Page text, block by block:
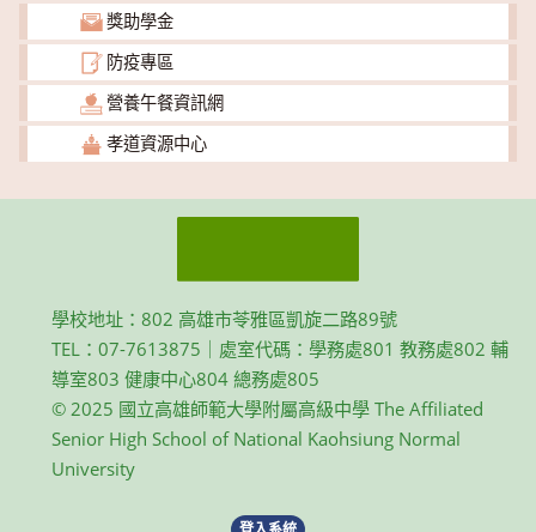
獎助學金
防疫專區
營養午餐資訊網
孝道資源中心
學校地址：802 高雄市苓雅區凱旋二路89號
TEL：07-7613875｜處室代碼：學務處801 教務處802 輔
導室803 健康中心804 總務處805
© 2025 國立高雄師範大學附屬高級中學 The Affiliated
Senior High School of National Kaohsiung Normal
University